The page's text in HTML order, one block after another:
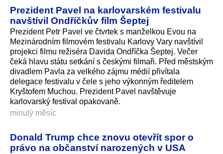
Prezident Pavel na karlovarském festivalu
navštívil Ondříčkův film Šeptej
Prezident Petr Pavel ve čtvrtek s manželkou Evou na
Mezinárodním filmovém festivalu Karlovy Vary navštívil
projekci filmu režiséra Davida Ondříčka Šeptej. Večer
čeká hlavu státu setkání s českými filmaři. Před městským
divadlem Pavla za velkého zájmu médií přivítala
delegace festivalu v čele s jeho výkonným ředitelem
Kryštofem Muchou. Prezident Pavel navštěvuje
karlovarský festival opakovaně.
minulý měsíc
Donald Trump chce znovu otevřít spor o
právo na občanství narozených v USA